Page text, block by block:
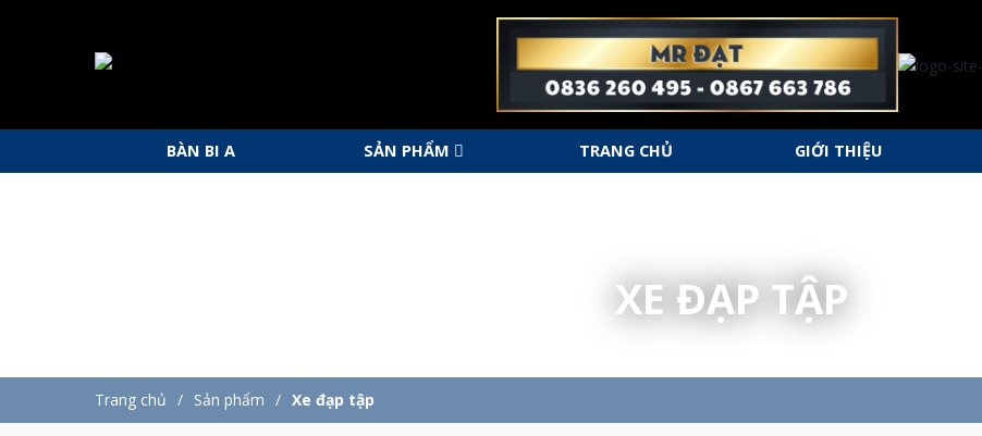
BÀN BI A SẢN PHẨM TRANG CHỦ GIỚI THIỆU
XE ĐẠP TẬP
Trang chủ Sản phẩm Xe đạp tập